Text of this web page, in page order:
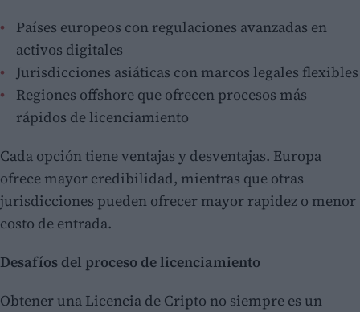
Países europeos con regulaciones avanzadas en
activos digitales
Jurisdicciones asiáticas con marcos legales flexibles
Regiones offshore que ofrecen procesos más
rápidos de licenciamiento
Cada opción tiene ventajas y desventajas. Europa
ofrece mayor credibilidad, mientras que otras
jurisdicciones pueden ofrecer mayor rapidez o menor
costo de entrada.
Desafíos del proceso de licenciamiento
Obtener una Licencia de Cripto no siempre es un